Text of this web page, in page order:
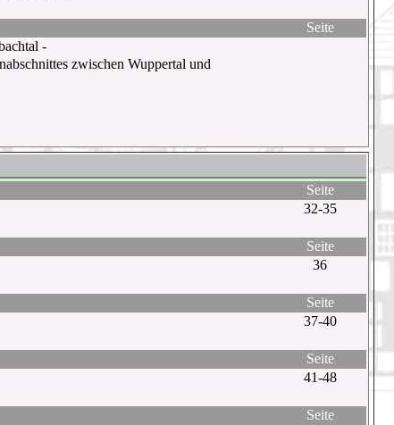
Seite
-
zwischen Wuppertal und
Seite
32-35
Seite
36
Seite
37-40
Seite
41-48
Seite